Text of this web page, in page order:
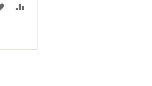
A
COMPARAR